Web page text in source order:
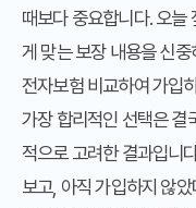
때보다 중요합니다. 오늘
게 맞는 보장 내용을 신
전자보험 비교하여 가입
가장 합리적인 선택은 결
적으로 고려한 결과입니
보고, 아직 가입하지 않